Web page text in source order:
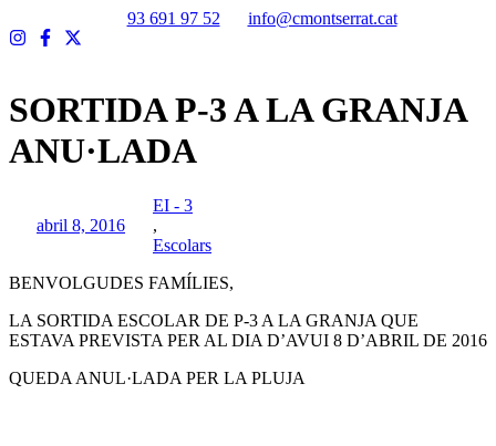
al
93 691 97 52 info@cmontserrat.cat
SORTIDA P-3 A LA GRANJA
ANU·LADA
abril 8, 2016
EI - 3
,
Escolars
BENVOLGUDES FAMÍLIES,
LA SORTIDA ESCOLAR DE P-3 A LA GRANJA QUE
ESTAVA PREVISTA PER AL DIA D’AVUI 8 D’ABRIL DE 2016
QUEDA ANUL·LADA PER LA PLUJA